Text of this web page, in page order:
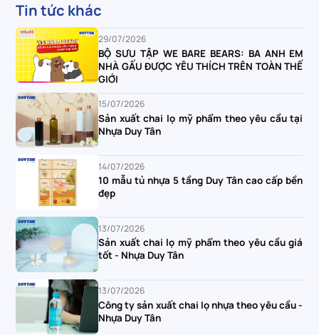
Tin tức khác
29/07/2026
BỘ SƯU TẬP WE BARE BEARS: BA ANH EM
NHÀ GẤU ĐƯỢC YÊU THÍCH TRÊN TOÀN THẾ
GIỚI
15/07/2026
Sản xuất chai lọ mỹ phẩm theo yêu cầu tại
Nhựa Duy Tân
14/07/2026
10 mẫu tủ nhựa 5 tầng Duy Tân cao cấp bền
đẹp
13/07/2026
Sản xuất chai lọ mỹ phẩm theo yêu cầu giá
tốt - Nhựa Duy Tân
13/07/2026
Công ty sản xuất chai lọ nhựa theo yêu cầu -
Nhựa Duy Tân